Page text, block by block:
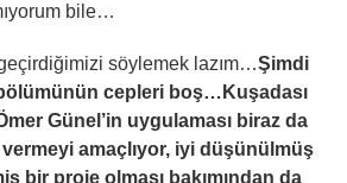
bile…
söylemek lazım…Şimdi
cepleri boş…Kuşadası
Günel’in uygulaması biraz da
amaçlıyor, iyi düşünülmüş
bir proje olması bakımından da